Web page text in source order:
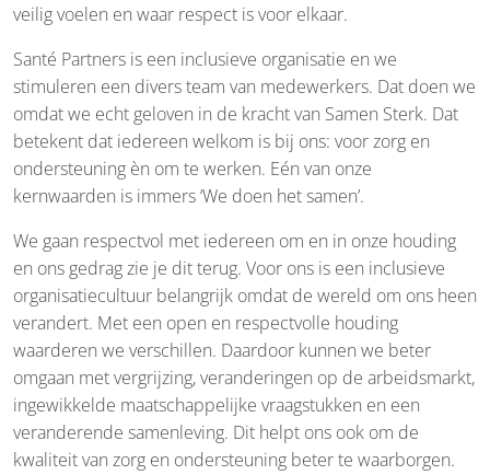
veilig voelen en waar respect is voor elkaar.
Santé Partners is een inclusieve organisatie en we
stimuleren een divers team van medewerkers. Dat doen we
omdat we echt geloven in de kracht van Samen Sterk. Dat
betekent dat iedereen welkom is bij ons: voor zorg en
ondersteuning èn om te werken. Eén van onze
kernwaarden is immers ‘We doen het samen’.
We gaan respectvol met iedereen om en in onze houding
en ons gedrag zie je dit terug. Voor ons is een inclusieve
organisatiecultuur belangrijk omdat de wereld om ons heen
verandert. Met een open en respectvolle houding
waarderen we verschillen. Daardoor kunnen we beter
omgaan met vergrijzing, veranderingen op de arbeidsmarkt,
ingewikkelde maatschappelijke vraagstukken en een
veranderende samenleving. Dit helpt ons ook om de
kwaliteit van zorg en ondersteuning beter te waarborgen.